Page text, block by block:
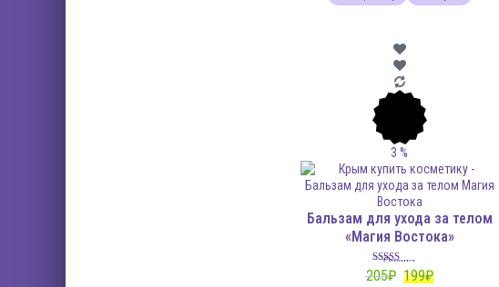
3%
Бальзам для ухода за телом
«Магия Востока»
Оценка
5.00
из 5
205₽ 199₽